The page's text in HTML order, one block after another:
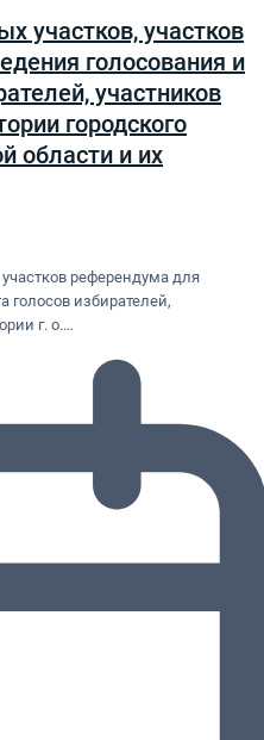
участков, участков
голосования и
участников
городского
области и их
референдума для
голосов избирателей,
г. о.…